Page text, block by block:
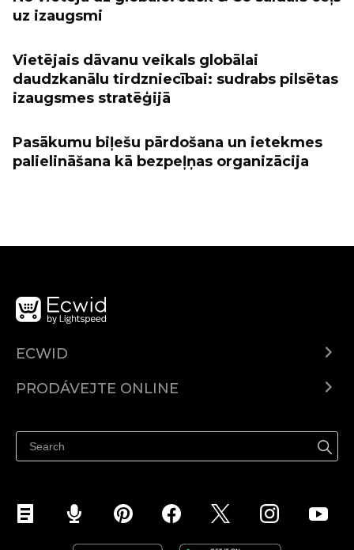
uz izaugsmi
Vietējais dāvanu veikals globālai
daudzkanālu tirdzniecībai: sudrabs pilsētas
izaugsmes stratēģijā
Pasākumu biļešu pārdošana un ietekmes
palielināšana kā bezpeļņas organizācija
ECWID
Ceny
PRODÁVEJTE ONLINE
Prodávejte na Facebooku
Prodávejte na Instagramu